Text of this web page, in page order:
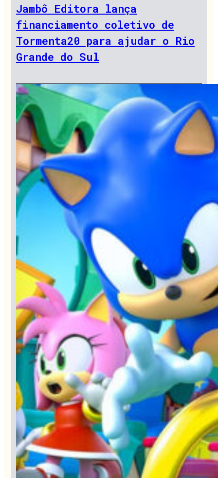
Jambô Editora lança
financiamento coletivo de
Tormenta20 para ajudar o Rio
Grande do Sul